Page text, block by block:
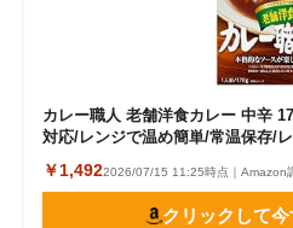
カレー職人 老舗洋食カレー 中辛
対応/レンジで温め簡単/常温保存/
￥1,4922026/07/15 11:25時点｜Amazon
クリックして